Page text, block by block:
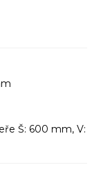
Š: 600 mm, V: